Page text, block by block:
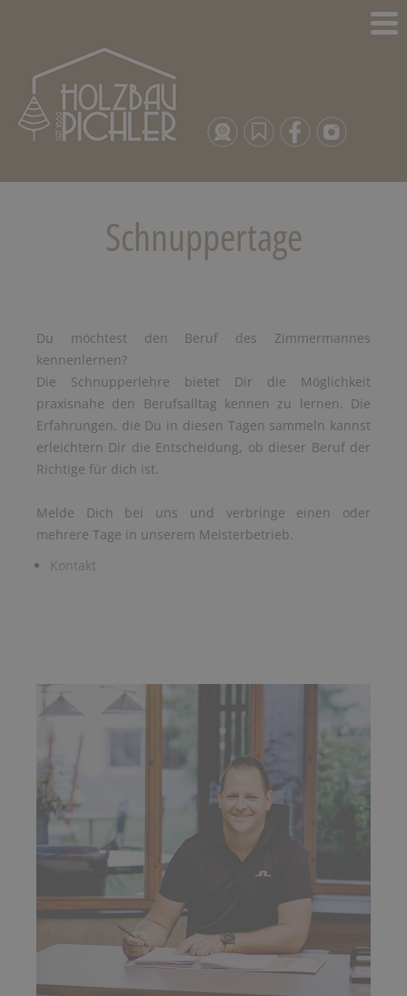
Schnuppertage
Du möchtest den Beruf des Zimmermannes
kennenlernen?
Die Schnupperlehre bietet Dir die Möglichkeit
praxisnahe den Berufsalltag kennen zu lernen. Die
Erfahrungen, die Du in diesen Tagen sammeln kannst
erleichtern Dir die Entscheidung, ob dieser Beruf der
Richtige für dich ist.
Melde Dich bei uns und verbringe einen oder
mehrere Tage in unserem Meisterbetrieb.
Kontakt